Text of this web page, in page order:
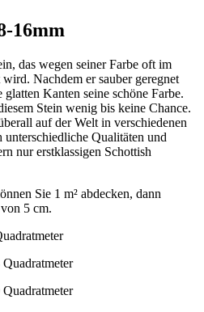
16mm
das wegen seiner Farbe oft im
Nachdem er sauber geregnet
Kanten seine schöne Farbe.
Stein wenig bis keine Chance.
auf der Welt in verschiedenen
unterschiedliche Qualitäten und
nur erstklassigen Schottish
Sie 1 m² abdecken, dann
5 cm.